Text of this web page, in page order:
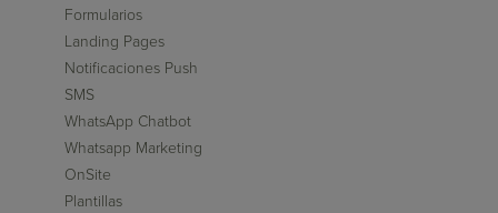
Formularios
Landing Pages
Notificaciones Push
SMS
WhatsApp Chatbot
Whatsapp Marketing
OnSite
Plantillas